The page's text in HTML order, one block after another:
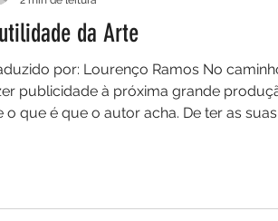
da Arte
Lourenço Ramos No caminho para casa passo sempre mesmo ao lado de um outdoor gigantesco a
publicidade à próxima grande
o que é que o autor acha. De ter as